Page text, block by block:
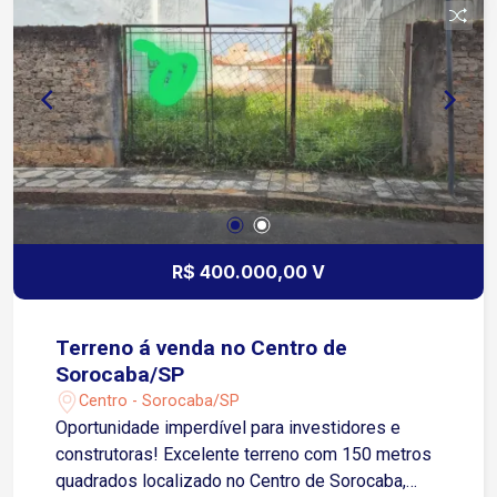
diversos comércios.
R$ 400.000,00 V
Terreno á venda no Centro de
Sorocaba/SP
Centro - Sorocaba/SP
Oportunidade imperdível para investidores e
construtoras! Excelente terreno com 150 metros
quadrados localizado no Centro de Sorocaba,